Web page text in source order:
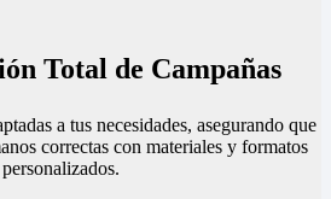
Total de Campañas
a tus necesidades, asegurando que
correctas con materiales y formatos
personalizados.